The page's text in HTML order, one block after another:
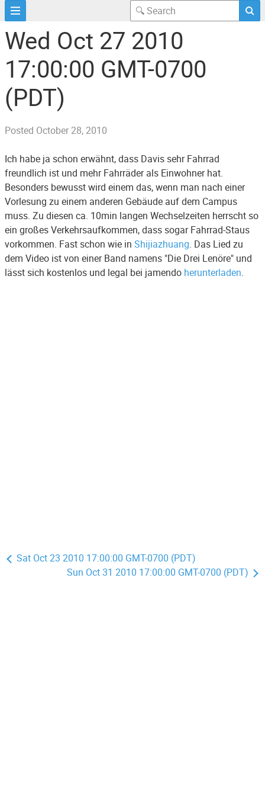
Wed Oct 27 2010
17:00:00 GMT-0700
(PDT)
Posted October 28, 2010
Ich habe ja schon erwähnt, dass Davis sehr Fahrrad
freundlich ist und mehr Fahrräder als Einwohner hat.
Besonders bewusst wird einem das, wenn man nach einer
Vorlesung zu einem anderen Gebäude auf dem Campus
muss. Zu diesen ca. 10min langen Wechselzeiten herrscht so
ein großes Verkehrsaufkommen, dass sogar Fahrrad-Staus
vorkommen. Fast schon wie in Shijiazhuang. Das Lied zu
dem Video ist von einer Band namens "Die Drei Lenöre" und
lässt sich kostenlos und legal bei jamendo herunterladen.
Sat Oct 23 2010 17:00:00 GMT-0700 (PDT)
Sun Oct 31 2010 17:00:00 GMT-0700 (PDT)